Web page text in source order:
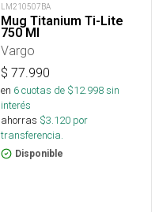
LM210507BA
Mug Titanium Ti-Lite
750 Ml
Vargo
$ 77.990
en 6cuotas de $12.998sin
interés
ahorras $3.120 por
transferencia.
Disponible